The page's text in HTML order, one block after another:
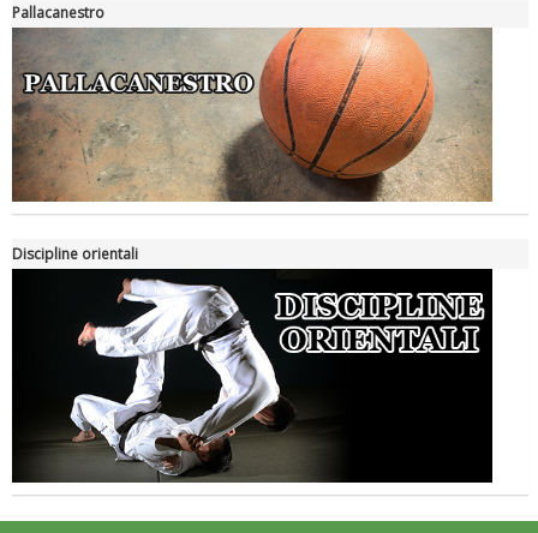
Luglio 2026: "Pensando con i piedi, si possono fare le
rivoluzioni"
Pallacanestro
Discipline orientali